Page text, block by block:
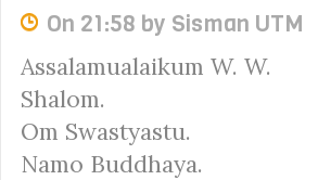
On 21:58 by Sisman UTM
Assalamualaikum W. W.
Shalom.
Om Swastyastu.
Namo Buddhaya.